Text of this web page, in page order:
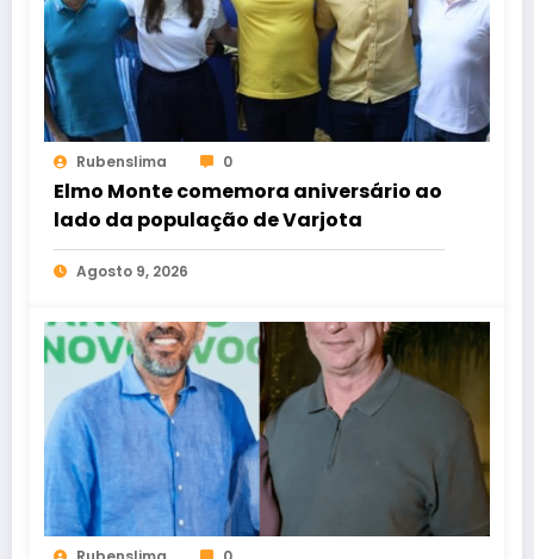
Rubenslima 0
Elmo Monte comemora aniversário ao
lado da população de Varjota
Agosto 9, 2026